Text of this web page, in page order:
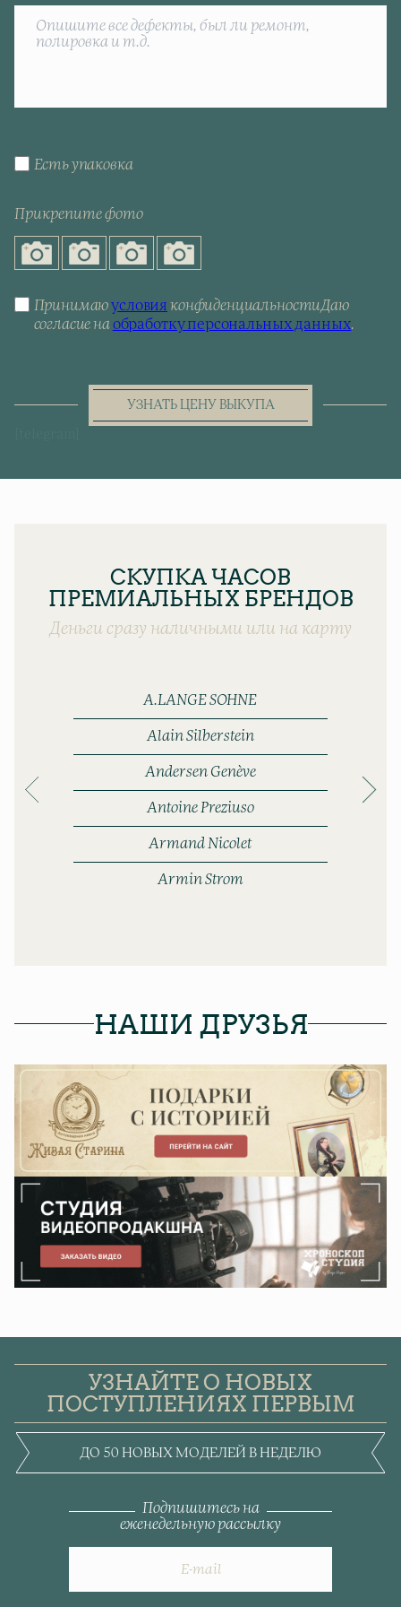
Есть упаковка
Прикрепите фото
Принимаюусловия конфиденциальностиДаю
согласие наобработку персональных данных.
УЗНАТЬ ЦЕНУ ВЫКУПА
СКУПКА ЧАСОВ
ПРЕМИАЛЬНЫХ БРЕНДОВ
Деньги сразу наличными или на карту
A.LANGE SOHNE
Alain Silberstein
Andersen Genève
Antoine Preziuso
Armand Nicolet
Armin Strom
НАШИ ДРУЗЬЯ
УЗНАЙТЕ О НОВЫХ
ПОСТУПЛЕНИЯХ ПЕРВЫМ
ДО 50 НОВЫХ МОДЕЛЕЙ В НЕДЕЛЮ
Подпишитесь на
еженедельную рассылку